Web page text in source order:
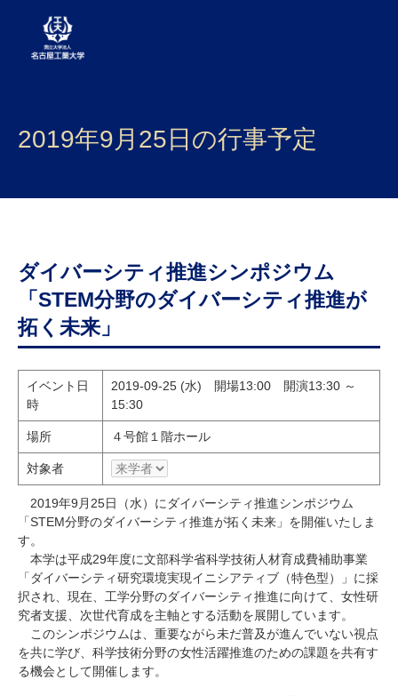
学部・大学院・センター
研究・産学官連携
社会連携
国際交流
研究・教員Navi
受験生
寄附のお願い
アクセス
2019年9月25日の行事予定
ダイバーシティ推進シンポジウム
「STEM分野のダイバーシティ推進が
拓く未来」
イベント日
時
2019-09-25 (水) 開場13:00 開演13:30 ～
15:30
場所 ４号館１階ホール
対象者
2019年9月25日（水）にダイバーシティ推進シンポジウム
「STEM分野のダイバーシティ推進が拓く未来」を開催いたしま
す。
本学は平成29年度に文部科学省科学技術人材育成費補助事業
「ダイバーシティ研究環境実現イニシアティブ（特色型）」に採
択され、現在、工学分野のダイバーシティ推進に向けて、女性研
究者支援、次世代育成を主軸とする活動を展開しています。
このシンポジウムは、重要ながら未だ普及が進んでいない視点
を共に学び、科学技術分野の女性活躍推進のための課題を共有す
る機会として開催します。